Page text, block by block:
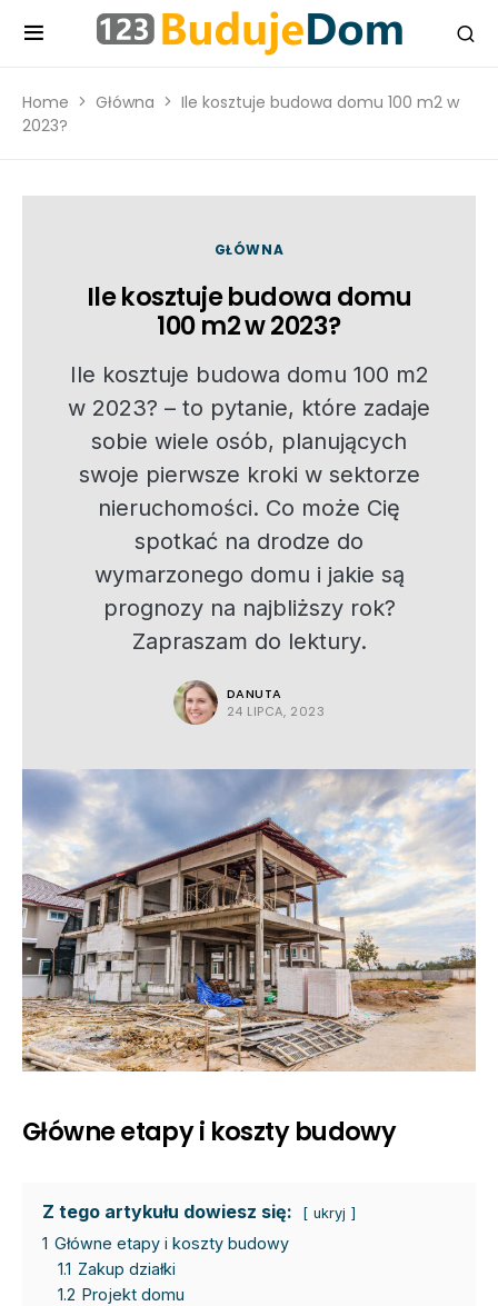
Home Główna
Ile kosztuje budowa domu 100 m2 w
2023?
GŁÓWNA
Ile kosztuje budowa domu
100 m2 w 2023?
Ile kosztuje budowa domu 100 m2
w 2023? – to pytanie, które zadaje
sobie wiele osób, planujących
swoje pierwsze kroki w sektorze
nieruchomości. Co może Cię
spotkać na drodze do
wymarzonego domu i jakie są
prognozy na najbliższy rok?
Zapraszam do lektury.
DANUTA
24 LIPCA, 2023
Główne etapy i koszty budowy
Z tego artykułu dowiesz się: ukryj
1 Główne etapy i koszty budowy
1.1 Zakup działki
1.2 Projekt domu